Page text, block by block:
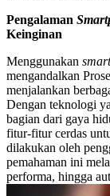
Pengalaman
Keinginan
Menggunakan
mengandalkan
menjalankan
Dengan teknologi
bagian dari gaya
fitur-fitur cerdas
dilakukan oleh
pemahaman ini
performa, hingga